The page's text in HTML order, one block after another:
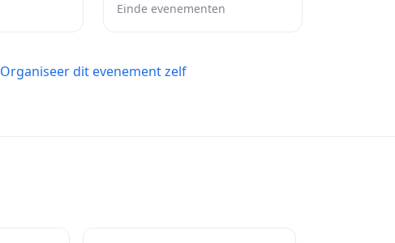
Einde evenementen
Organiseer dit evenement zelf